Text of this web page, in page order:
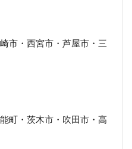
市・西宮市・芦屋市・三
町・茨木市・吹田市・高